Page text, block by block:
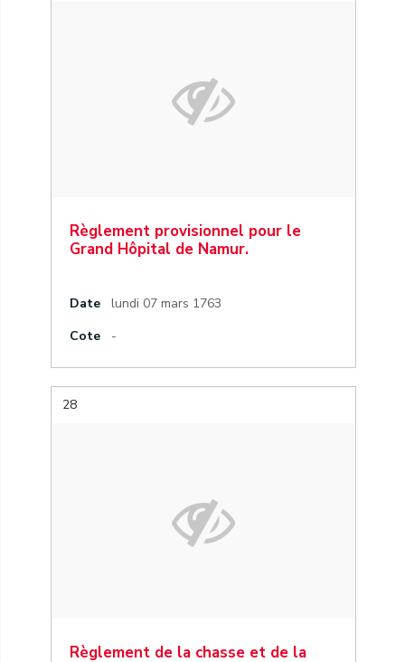
Règlement provisionnel pour le
Grand Hôpital de Namur.
Date
lundi 07 mars 1763
Cote
-
28
Règlement de la chasse et de la